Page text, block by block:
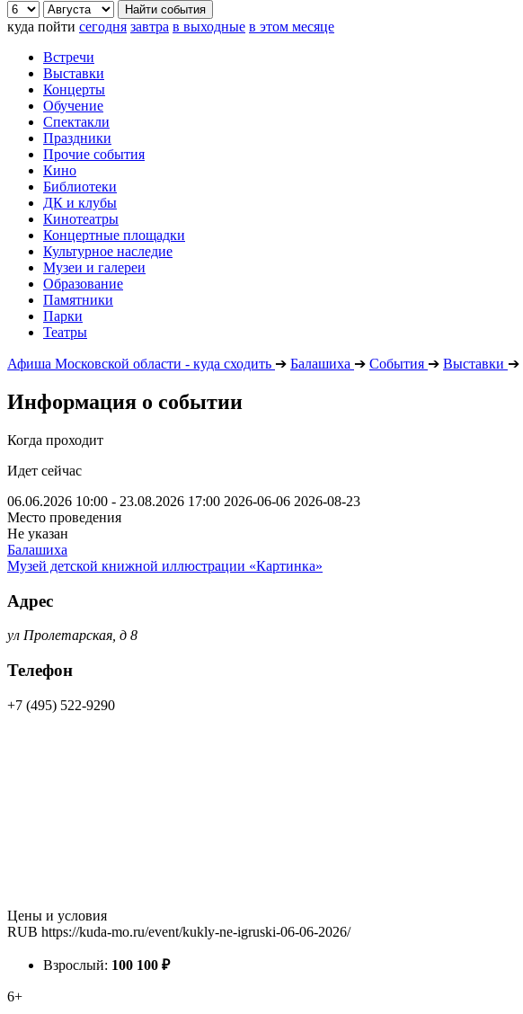
куда пойти сегодня завтра в выходные в этом месяце
Встречи
Выставки
Концерты
Обучение
Спектакли
Праздники
Прочие события
Кино
Библиотеки
ДК и клубы
Кинотеатры
Концертные площадки
Культурное наследие
Музеи и галереи
Образование
Памятники
Парки
Театры
Афиша Московской области - куда сходить ➔ Балашиха ➔ События ➔ Выставки ➔
Информация о событии
Когда проходит
Идет сейчас
06.06.2026 10:00 - 23.08.2026 17:00 2026-06-06 2026-08-23
Место проведения
Не указан
Балашиха
Музей детской книжной иллюстрации «Картинка»
Адрес
ул Пролетарская, д 8
Телефон
+7 (495) 522-9290
Цены и условия
RUB https://kuda-mo.ru/event/kukly-ne-igruski-06-06-2026/
Взрослый: 100 100 ₽
6+